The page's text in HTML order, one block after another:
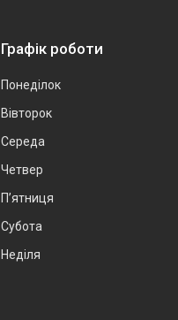
Графік роботи
Понеділок
Вівторок
Середа
Четвер
Пʼятниця
Субота
Неділя